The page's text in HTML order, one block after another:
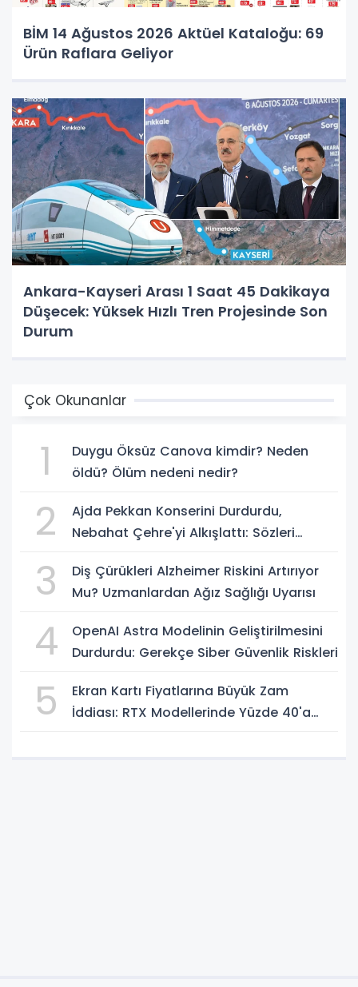
BİM 14 Ağustos 2026 Aktüel Kataloğu: 69
Ürün Raflara Geliyor
Ankara-Kayseri Arası 1 Saat 45 Dakikaya
Düşecek: Yüksek Hızlı Tren Projesinde Son
Durum
Çok Okunanlar
1
Duygu Öksüz Canova kimdir? Neden
öldü? Ölüm nedeni nedir?
2
Ajda Pekkan Konserini Durdurdu,
Nebahat Çehre'yi Alkışlattı: Sözleri
3
Diş Çürükleri Alzheimer Riskini Artırıyor
Mu? Uzmanlardan Ağız Sağlığı Uyarısı
4
OpenAI Astra Modelinin Geliştirilmesini
Durdurdu: Gerekçe Siber Güvenlik Riskleri
5
Ekran Kartı Fiyatlarına Büyük Zam
İddiası: RTX Modellerinde Yüzde 40'a